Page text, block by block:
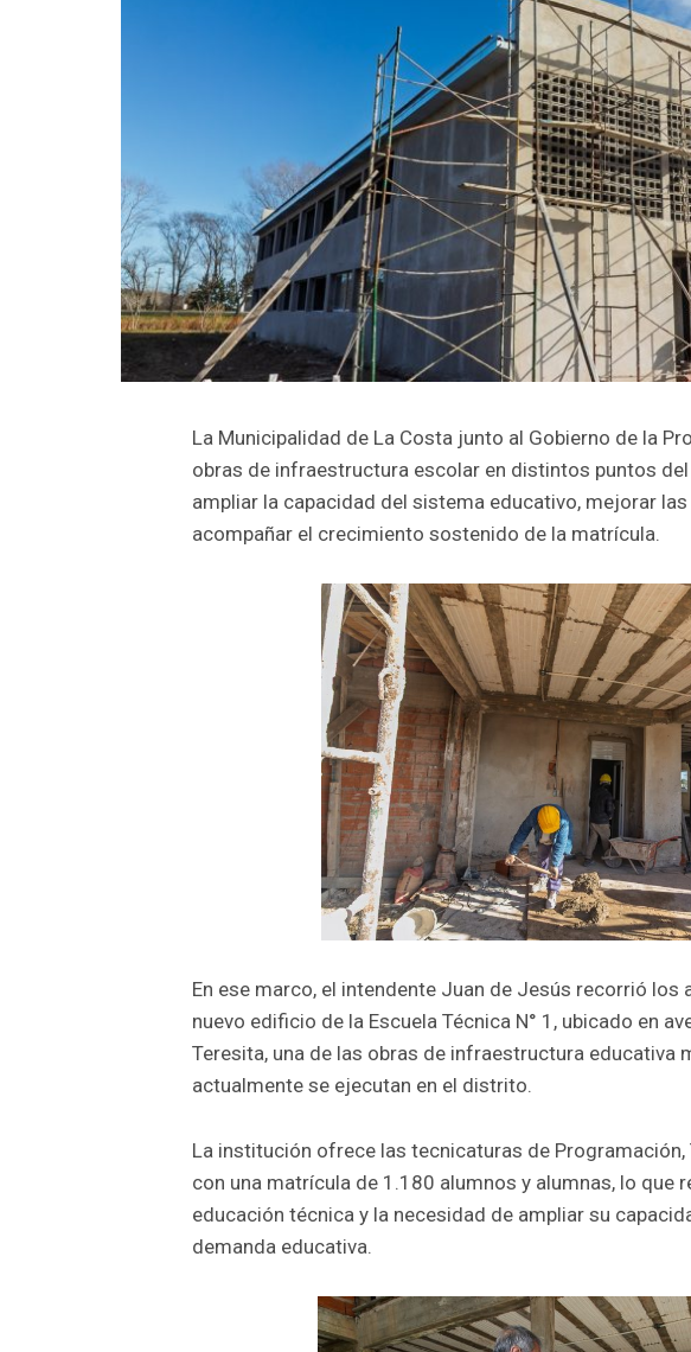
La Municipalidad de La Costa junto al Gobierno de la
obras de infraestructura escolar en distintos puntos
ampliar la capacidad del sistema educativo, mejorar
acompañar el crecimiento sostenido de la matrícula.
En ese marco, el intendente Juan de Jesús recorrió los
nuevo edificio de la Escuela Técnica N° 1, ubicado en
Teresita, una de las obras de infraestructura educativa
actualmente se ejecutan en el distrito.
La institución ofrece las tecnicaturas de
con una matrícula de 1.180 alumnos y alumnas, lo que
educación técnica y la necesidad de ampliar su
demanda educativa.